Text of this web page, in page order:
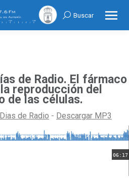
Search:
Buscar
de Radio. El fármaco
reproducción del
de las células.
Dias de Radio - Descargar MP3
06:17